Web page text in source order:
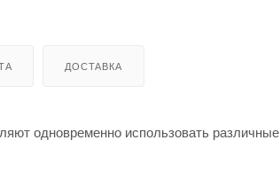
ДОСТАВКА
одновременно использовать различные